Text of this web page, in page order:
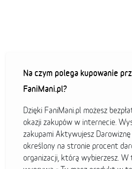
Na czym polega kupowanie
FaniMani.pl?
Dzięki FaniMani.pl możesz
okazji zakupów w internecie.
zakupami Aktywujesz
określony na stronie procent
organizacji, którą wybierzesz. W